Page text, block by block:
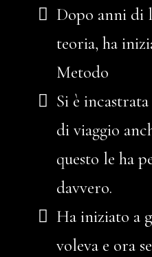
Dopo anni di
teoria, ha
Metodo
Si è
di viaggio
questo le ha
davvero.
Ha iniziato a
voleva e ora